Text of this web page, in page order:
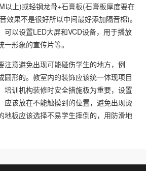
以上)或轻钢龙骨+石膏板(石膏板厚度要在
效果不是很好所以中间最好添加隔音棉)。
可以设置LED大屏和VCD设备，用于播放
形象的宣传片等。
注意避免出现可能碰伤学生的地方，例
圆形的。教室内的装饰应该统一体现项目
培训机构装修时安全措施极为重要，设置
应该放在不能触摸到的位置，避免出现烫
地板应该选择不易学生摔倒的，用防滑地